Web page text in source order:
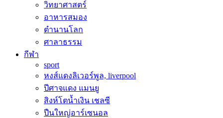
วิทยาศาสตร์
อาหารสมอง
ตำนานโลก
ศาลาธรรม
กีฬา
sport
หงส์แดงลิเวอร์พูล, liverpool
ปีศาจแดง แมนยู
สิงห์โตน้ำเงิน เชลซี
ปืนใหญ่อาร์เซนอล